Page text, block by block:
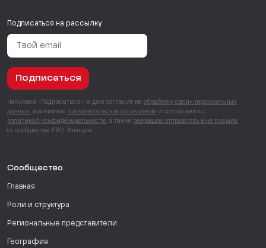
Подписаться на рассылку
Подписаться
Нажимая «Подписаться», я даю согласие на обработку своих персональных
данных , принимаю пользовательское соглашение и соглашаюсь с
политикой конфиденциальности , а также разрешаю отправлять мне письма
от сообщества PRO Женщин.
Сообщество
Главная
Роли и структура
Региональные представители
География